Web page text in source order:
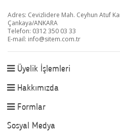
Adres: Cevizlidere Mah. Ceyhun Atuf
Çankaya/ANKARA
Telefon: 0312 350 03 33
E-mail: info@sitem.com.tr
Üyelik İşlemleri
Hakkımızda
Formlar
Sosyal Medya